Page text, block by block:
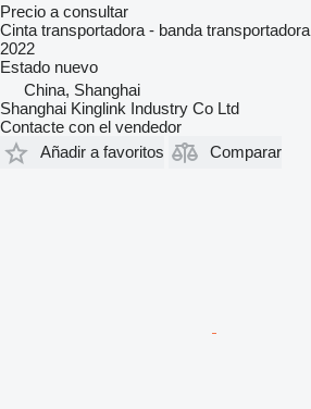
Precio a consultar
Cinta transportadora - banda transportadora
2022
Estado nuevo
China, Shanghai
Shanghai Kinglink Industry Co Ltd
Contacte con el vendedor
Añadir a favoritos
Comparar